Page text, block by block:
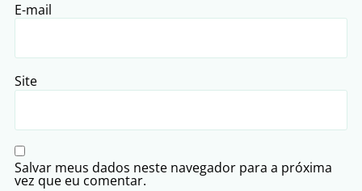
E-mail
Site
Salvar meus dados neste navegador para a próxima
vez que eu comentar.